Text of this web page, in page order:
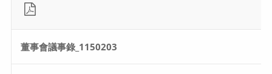
董事會議事錄_1150203